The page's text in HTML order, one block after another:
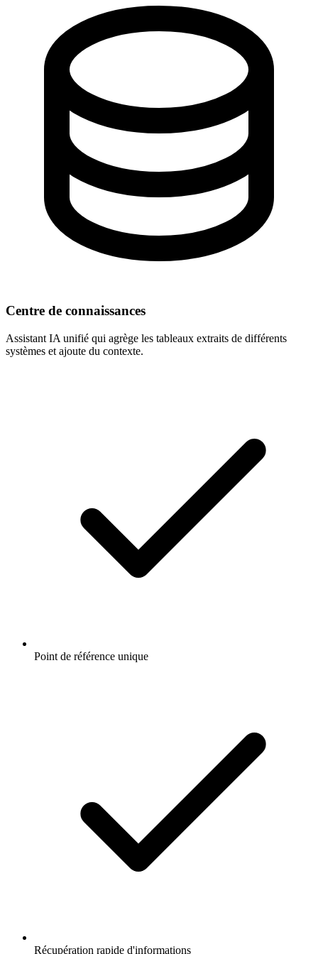
Centre de connaissances
Assistant IA unifié qui agrège les tableaux extraits de différents
systèmes et ajoute du contexte.
Point de référence unique
Récupération rapide d'informations